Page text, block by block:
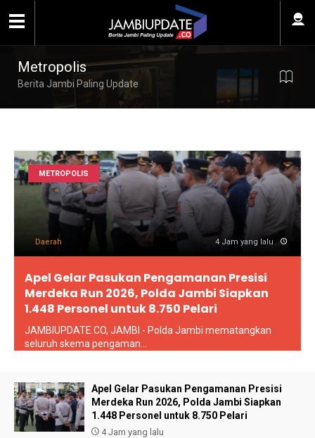
Metropolis
Berita Jambi Paling Update
METROPOLIS
Daerah 4 Jam yang lalu
Apel Gelar Pasukan Pengamanan Presisi
Merdeka Run 2026, Polda Jambi Siapkan
1.448 Personel untuk 8.750 Pelari
JAMBIUPDATE.CO, JAMBI - Polda Jambi mematangkan
seluruh skema pengaman...
Apel Gelar Pasukan Pengamanan Presisi
Merdeka Run 2026, Polda Jambi Siapkan
1.448 Personel untuk 8.750 Pelari
4 Jam yang lalu